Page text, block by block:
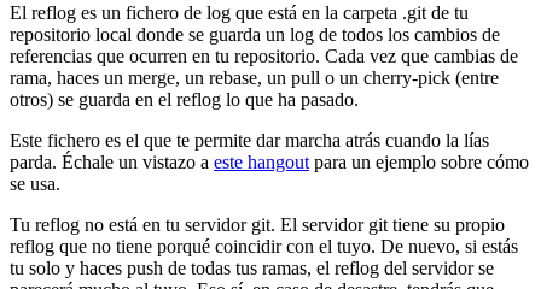
El reflog es un fichero de log que está en la carpeta .git de tu
repositorio local donde se guarda un log de todos los cambios de
referencias que ocurren en tu repositorio. Cada vez que cambias de
rama, haces un merge, un rebase, un pull o un cherry-pick (entre
otros) se guarda en el reflog lo que ha pasado.
Este fichero es el que te permite dar marcha atrás cuando la lías
parda. Échale un vistazo a este hangout para un ejemplo sobre cómo
se usa.
Tu reflog no está en tu servidor git. El servidor git tiene su propio
reflog que no tiene porqué coincidir con el tuyo. De nuevo, si estás
tu solo y haces push de todas tus ramas, el reflog del servidor se